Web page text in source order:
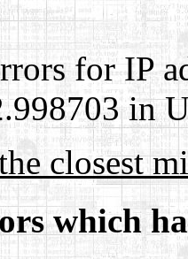
for IP
in
closest
which